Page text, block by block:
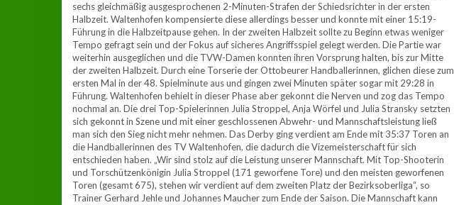
sechs gleichmäßig ausgesprochenen 2-Minuten-Strafen der Schiedsrichter in der ersten
Halbzeit. Waltenhofen kompensierte diese allerdings besser und konnte mit einer 15:19-
Führung in die Halbzeitpause gehen. In der zweiten Halbzeit sollte zu Beginn etwas weniger
Tempo gefragt sein und der Fokus auf sicheres Angriffsspiel gelegt werden. Die Partie war
weiterhin ausgeglichen und die TVW-Damen konnten ihren Vorsprung halten, bis zur Mitte
der zweiten Halbzeit. Durch eine Torserie der Ottobeurer Handballerinnen, glichen diese zum
ersten Mal in der 48. Spielminute aus und gingen zwei Minuten später sogar mit 29:28 in
Führung. Waltenhofen behielt in dieser Phase aber gekonnt die Nerven und zog das Tempo
nochmal an. Die drei Top-Spielerinnen Julia Stroppel, Anja Wörfel und Julia Stransky setzten
sich gekonnt in Szene und mit einer geschlossenen Abwehr- und Mannschaftsleistung ließ
man sich den Sieg nicht mehr nehmen. Das Derby ging verdient am Ende mit 35:37 Toren an
die Handballerinnen des TV Waltenhofen, die dadurch die Vizemeisterschaft für sich
entschieden haben. „Wir sind stolz auf die Leistung unserer Mannschaft. Mit Top-Shooterin
und Torschützenkönigin Julia Stroppel (171 geworfene Tore) und den meisten geworfenen
Toren (gesamt 675), stehen wir verdient auf dem zweiten Platz der Bezirksoberliga“, so
Trainer Gerhard Jehle und Johannes Maucher zum Ende der Saison. Die Mannschaft kann